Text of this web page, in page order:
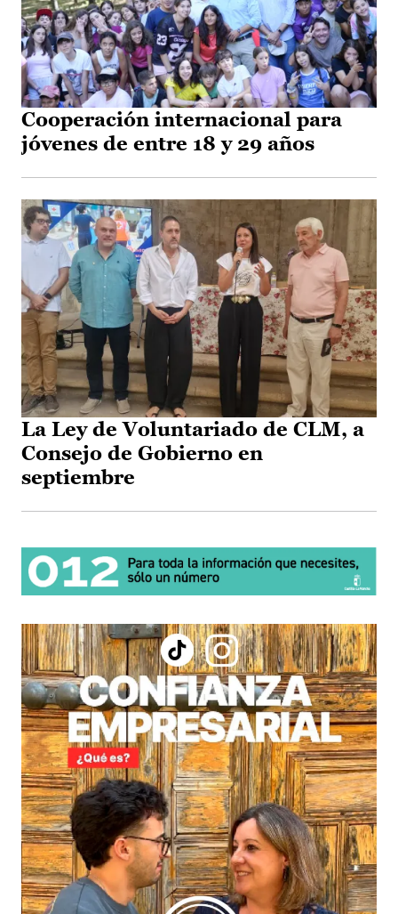
Cooperación internacional para
jóvenes de entre 18 y 29 años
La Ley de Voluntariado de CLM, a
Consejo de Gobierno en
septiembre